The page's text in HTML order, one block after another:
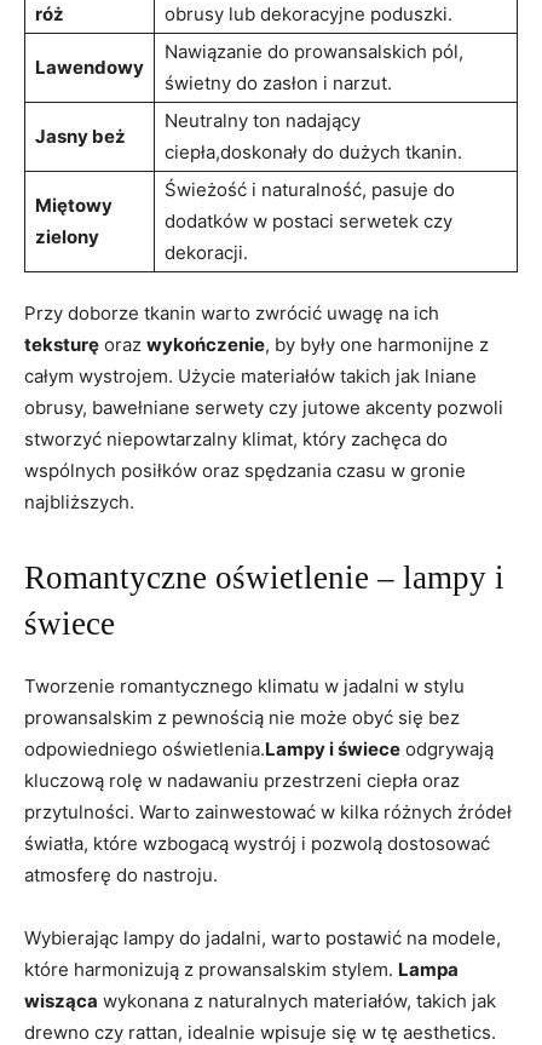
róż
‌obrusy lub dekoracyjne poduszki.
Lawendowy
Nawiązanie do ‌prowansalskich ​pól,
świetny do⁣ zasłon i ‍narzut.
Jasny beż
Neutralny ton ‌nadający
ciepła,doskonały‍ do dużych tkanin.
Miętowy
zielony
Świeżość ⁣i naturalność, pasuje do
dodatków w postaci serwetek czy⁢
dekoracji.
Przy doborze tkanin warto‍ zwrócić uwagę na ich
teksturę oraz wykończenie, ‌by były one harmonijne​ z
całym wystrojem. ‍Użycie materiałów takich jak lniane
obrusy, bawełniane serwety ⁢czy jutowe akcenty pozwoli
stworzyć⁣ niepowtarzalny klimat, który‍ zachęca do
wspólnych posiłków oraz spędzania czasu w⁣ gronie
najbliższych.
Romantyczne oświetlenie –⁢ lampy i
świece
Tworzenie​ romantycznego klimatu w jadalni w stylu
prowansalskim z pewnością nie może obyć się bez⁣
odpowiedniego oświetlenia.Lampy i świece odgrywają
kluczową ​rolę ‌w nadawaniu przestrzeni ciepła oraz
⁢przytulności. Warto zainwestować w ⁢kilka różnych‌ źródeł
światła, które wzbogacą wystrój i pozwolą​ dostosować
atmosferę do nastroju.
Wybierając lampy ⁢do jadalni, warto postawić na⁣ modele,
które harmonizują z prowansalskim stylem. Lampa
wisząca wykonana z⁣ naturalnych materiałów, takich jak
drewno czy rattan,⁣ idealnie wpisuje się w tę aesthetics.